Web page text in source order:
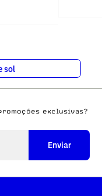
sol
exclusivas?
Enviar